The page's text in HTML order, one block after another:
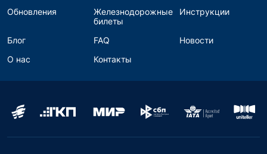
Обновления
Железнодорожные
билеты
Инструкции
Блог FAQ
Новости
О нас
Контакты